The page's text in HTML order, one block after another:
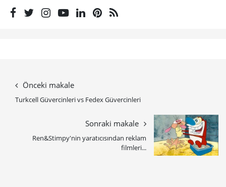
Önceki makale
Turkcell Güvercinleri vs Fedex Güvercinleri
Sonraki makale
Ren&Stimpy'nin yaratıcısından reklam
filmleri...